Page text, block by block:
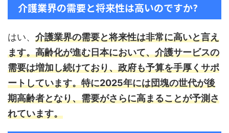
介護業界の需要と将来性は高いのですか?
はい、 介護業界の需要と将来性は非常に高いと言え
ます。高齢化が進む日本において、介護サービスの
需要は増加し続けており、政府も予算を手厚くサポ
ートしています。特に2025年には団塊の世代が後
期高齢者となり、需要がさらに高まることが予測さ
れています。